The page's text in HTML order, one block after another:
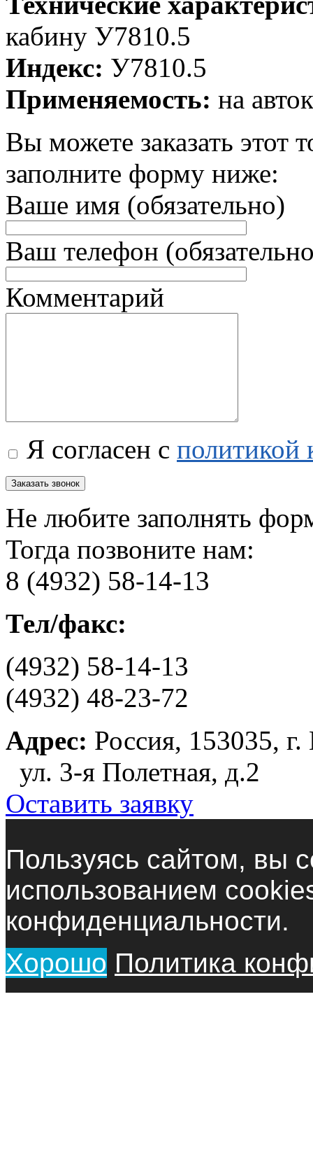
кабину У7810.5
Индекс: У7810.5
Применяемость: на
Вы можете заказать этот
заполните форму ниже:
Ваше имя (обязательно)
Ваш телефон
Комментарий
Я согласен с политикой
Не любите заполнять
Тогда позвоните нам:
8 (4932) 58-14-13
Тел/факс:
(4932) 58-14-13
(4932) 48-23-72
Адрес: Россия, 153035,
ул. 3-я Полетная, д.2
Оставить заявку
Пользуясь сайтом, вы
использованием
конфиденциальности.
Хорошо Политика